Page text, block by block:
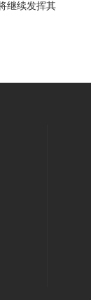
继续发挥其